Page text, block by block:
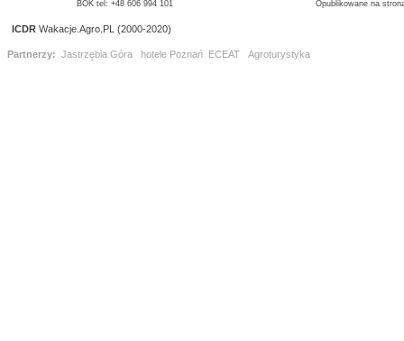
BOK tel: +48 606 994 101 Opublikowane na
ICDRWakacje.Agro.PL (2000-2020)
Partnerzy: Jastrzębia Góra hotele Poznań ECEAT Agroturystyka